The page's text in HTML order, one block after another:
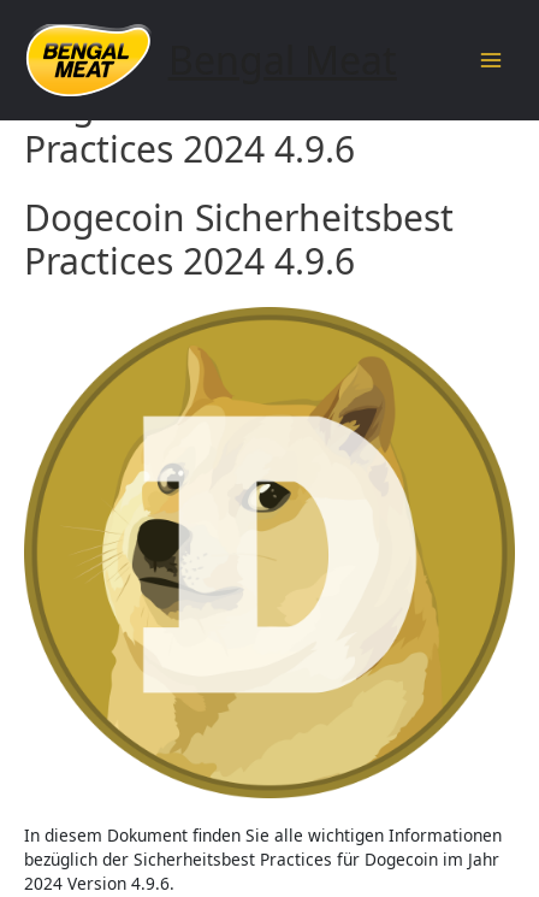
content
Dogecoin Sicherheitsbest
Practices 2024 4.9.6
Dogecoin Sicherheitsbest
Practices 2024 4.9.6
In diesem Dokument finden Sie alle wichtigen Informationen
bezüglich der Sicherheitsbest Practices für Dogecoin im Jahr
2024 Version 4.9.6.